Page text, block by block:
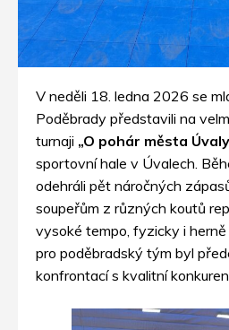
V neděli 18. ledna 2026 se
Poděbrady představili na
turnaji „O pohár města
sportovní hale v Úvalech.
odehráli pět náročných
soupeřům z různých koutů
vysoké tempo, fyzicky i
pro poděbradský tým byl
konfrontací s kvalitní